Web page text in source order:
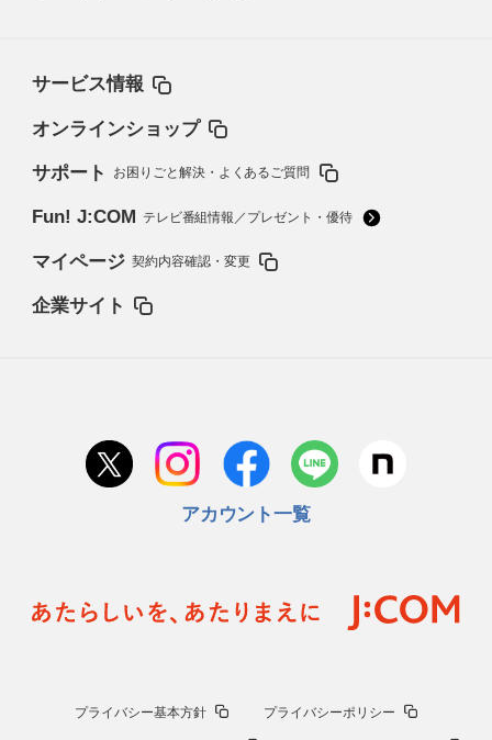
サービス情報
オンラインショップ
サポート お困りごと解決・よくあるご質問
Fun! J:COM テレビ番組情報／プレゼント・優待
マイページ 契約内容確認・変更
企業サイト
アカウント一覧
プライバシー基本方針 プライバシーポリシー